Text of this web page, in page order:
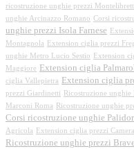
ricostruzione unghie prezzi
unghie Arcinazzo Romano Corsi
unghie prezzi Isola Farnese
Montagnola
Extension ciglia prezzi
unghie Metro Lucio Sestio
Extension
Maggiore
Extension ciglia
ciglia Vallepietra
Extension ciglia
prezzi Giardinetti
Ricostruzione unghie
Marconi Roma
Ricostruzione unghie
Corsi ricostruzione unghie
Agricola
Extension ciglia prezzi
Ricostruzione unghie prezzi